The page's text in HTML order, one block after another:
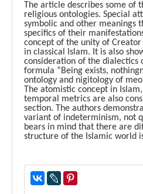
The article describes some
religious ontologies. Special
symbolic and other meanings
specifics of their
concept of the unity of
in classical Islam. It is also
consideration of the dialectics
formula “Being exists,
ontology and nigitology of
The atomistic concept in
temporal metrics are also
section. The authors
variant of indeterminism, not
bears in mind that there are
structure of the Islamic world